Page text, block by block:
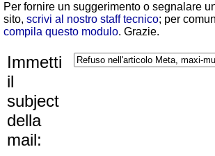
Per fornire un suggerimento o segnalare
sito, scrivi al nostro staff tecnico; per
compila questo modulo. Grazie.
Immetti
il
subject
della
mail: